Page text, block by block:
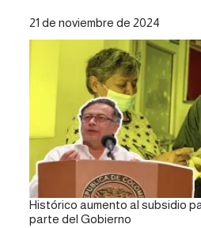
Fecha
21 de noviembre de 2024
Histórico aumento al subsidio
parte del Gobierno